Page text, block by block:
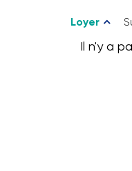
Loyer
Il n'y a